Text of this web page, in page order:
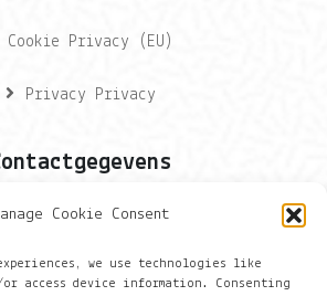
Cookie Consent
we use technologies like
access device information. Consenting
Cookie Privacy (EU)
Privacy Privacy
Onze gegevens
Groningen